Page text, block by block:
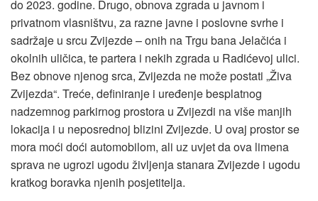
do 2023. godine. Drugo, obnova zgrada u javnom i
privatnom vlasništvu, za razne javne i poslovne svrhe i
sadržaje u srcu Zvijezde – onih na Trgu bana Jelačića i
okolnih uličica, te partera i nekih zgrada u Radićevoj ulici.
Bez obnove njenog srca, Zvijezda ne može postati „Živa
Zvijezda“. Treće, definiranje i uređenje besplatnog
nadzemnog parkirnog prostora u Zvijezdi na više manjih
lokacija i u neposrednoj blizini Zvijezde. U ovaj prostor se
mora moći doći automobilom, ali uz uvjet da ova limena
sprava ne ugrozi ugodu življenja stanara Zvijezde i ugodu
kratkog boravka njenih posjetitelja.